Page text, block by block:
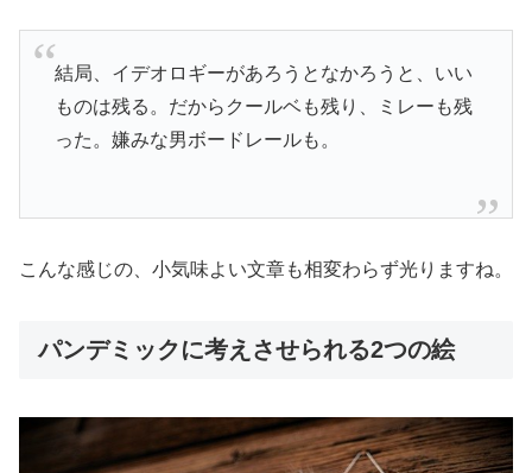
結局、イデオロギーがあろうとなかろうと、いい
ものは残る。だからクールベも残り、ミレーも残
った。嫌みな男ボードレールも。
こんな感じの、小気味よい文章も相変わらず光りますね。
パンデミックに考えさせられる2つの絵